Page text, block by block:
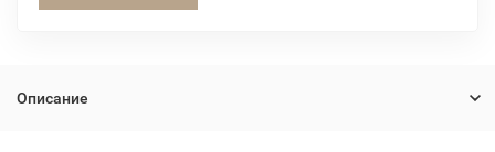
Описание